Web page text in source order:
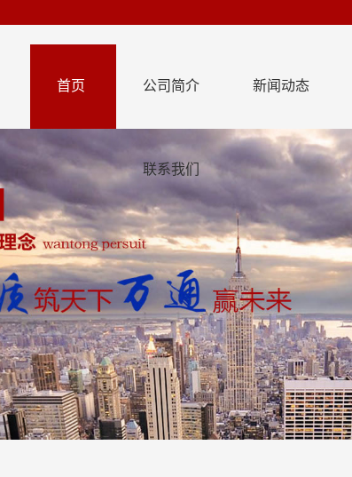
首页 公司简介 新闻动态
联系我们